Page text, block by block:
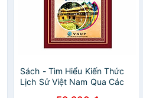
Sách - Tìm Hiểu Kiến Thức
Lịch Sử Việt Nam Qua Các